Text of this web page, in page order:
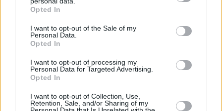
grant or deny consent to Google and its third-party tags to
use your data for below specified purposes in below Google
consent section.
Opted In
I want to opt-out of the Sale of my
Personal Data.
Opted In
I want to opt-out of processing my
Personal Data for Targeted Advertising.
Opted In
I want to opt-out of Collection, Use,
Retention, Sale, and/or Sharing of my
07.08.2026, 11:41
Αναστέλλεται η λειτουργία του
αιολικού πάρκου στη Βοιωτία λόγω της
οι τρεις κατηγορούμενοι
07.08.2026, 11:44